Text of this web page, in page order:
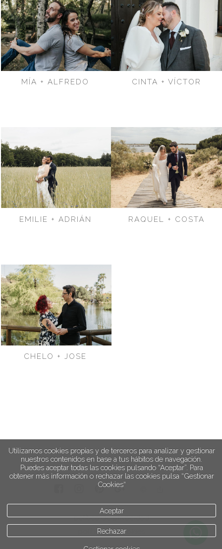
MÍA + ALFREDO CINTA + VÍCTOR
EMILIE + ADRIÁN RAQUEL + COSTA
CHELO + JOSE
política de privacidad
política de cookies
Utilizamos cookies propias y de terceros para analizar y gestionar
nuestros contenidos en base a tus hábitos de navegación.
Puedes aceptar todas las cookies pulsando “Aceptar”. Para
obtener más información o rechazar las cookies pulsa “Gestionar
Cookies“
Aceptar
Rechazar